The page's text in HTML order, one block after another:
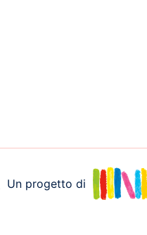
Un progetto di